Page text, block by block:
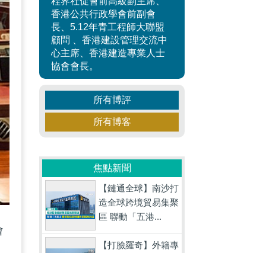
香港公共行政學會前副會
長、5.12年青工程師大聯盟
顧問 、香港建設管理交流中
心主席、香港建造專業人士
協會會長。
所有博評
所有博客
焦點新聞
【鏈通全球】南沙打
造全球跨境貿易集聚
區 聯動「五港...
【打臉羅奇】外籍專